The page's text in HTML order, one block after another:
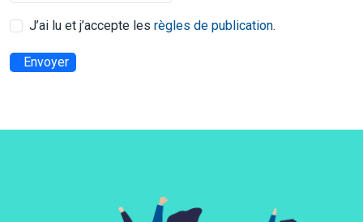
J’ai lu et j’accepte les règles de publication.
Envoyer